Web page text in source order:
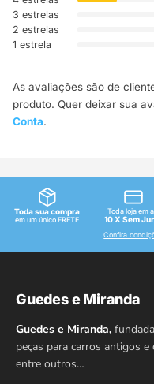
3 estrelas
2 estrelas
1 estrela
As avaliações são de
produto. Quer deixar sua
Conta.
Toda sua compra
em um único FRETE
Toda loja em
10 X Sem
Confira
Guedes e Miranda
Guedes e Miranda,
peças para carros antigos
entre outros…